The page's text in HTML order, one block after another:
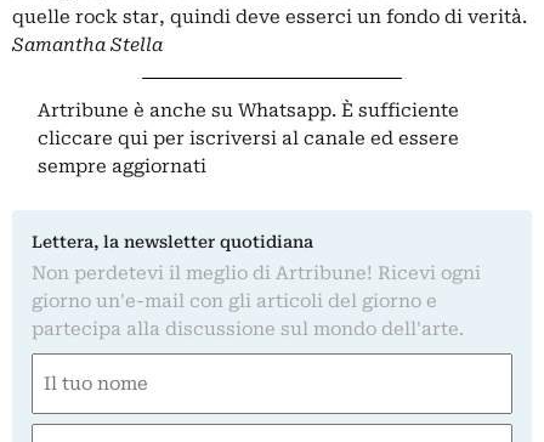
quelle rock star, quindi deve esserci un fondo di verità.
Samantha Stella
Artribune è anche su Whatsapp. È sufficiente
cliccare qui per iscriversi al canale ed essere
sempre aggiornati
Lettera, la newsletter quotidiana
Non perdetevi il meglio di Artribune! Ricevi ogni
giorno un'e-mail con gli articoli del giorno e
partecipa alla discussione sul mondo dell'arte.
(Obbligatorio)